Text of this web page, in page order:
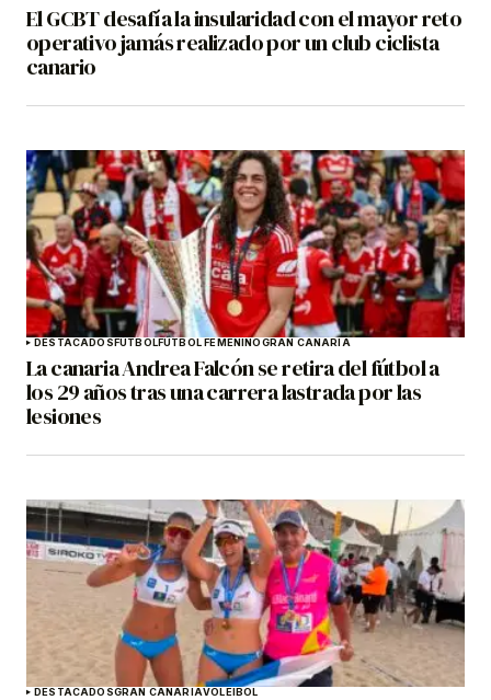
El GCBT desafía la insularidad con el mayor reto
operativo jamás realizado por un club ciclista
canario
DESTACADOSFÚTBOLFÚTBOL FEMENINOGRAN CANARIA
La canaria Andrea Falcón se retira del fútbol a
los 29 años tras una carrera lastrada por las
lesiones
DESTACADOSGRAN CANARIAVOLEIBOL